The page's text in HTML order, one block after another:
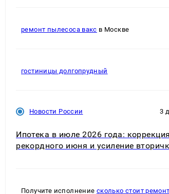
ремонт пылесоса вакс в Москве
гостиницы долгопрудный
Новости России 3
Ипотека в июле 2026 года:
рекордного июня и усиление
Получите исполнение сколько стоит ремонт